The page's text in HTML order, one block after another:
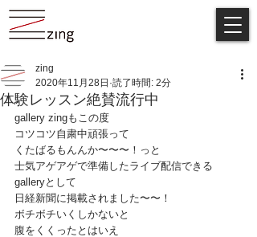
体験レッスン絶賛流行中
zing
2020年11月28日 読了時間: 2分
gallery zingもこの度
コツコツ自粛中頑張って
くたばるもんんか〜〜〜！っと
士気アゲアゲで準備したライブ配信できる
galleryとして
日経新聞に掲載されました〜〜！
ボチボチいくしかないと
腹をくくったとはいえ